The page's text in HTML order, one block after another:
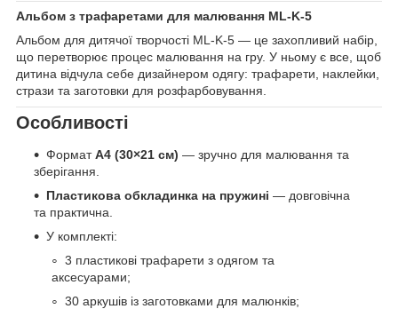
Альбом з трафаретами для малювання ML-K-5
Альбом для дитячої творчості ML-K-5 — це захопливий набір,
що перетворює процес малювання на гру. У ньому є все, щоб
дитина відчула себе дизайнером одягу: трафарети, наклейки,
стрази та заготовки для розфарбовування.
Особливості
ФорматA4 (30×21 см) — зручно для малювання та
зберігання.
Пластикова обкладинка на пружині — довговічна
та практична.
У комплекті:
3 пластикові трафарети з одягом та
аксесуарами;
30 аркушів із заготовками для малюнків;